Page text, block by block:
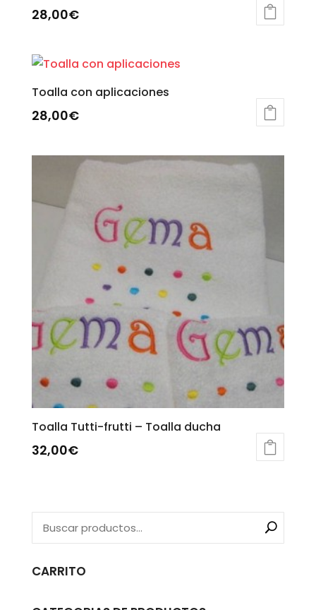
28,00€
Toalla con aplicaciones
28,00€
Toalla Tutti-frutti – Toalla ducha
32,00€
CARRITO